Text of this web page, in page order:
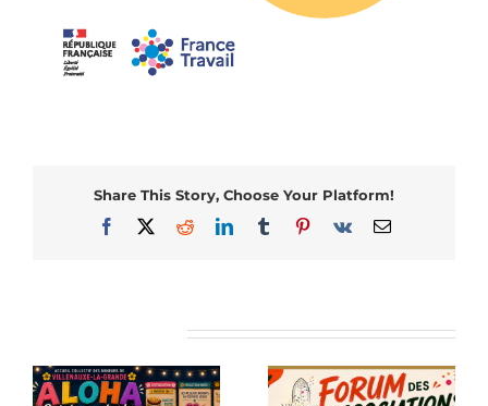
Share This Story, Choose Your Platform!
Facebook
X RedditLinkedInTumblrPinterest
Vk Email